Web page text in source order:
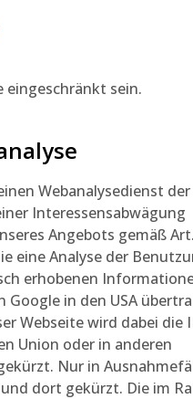
eingeschränkt sein.
Webanalysedienst der
Interessensabwägung
Angebots gemäß
eine Analyse der
erhobenen
Google in den USA
Webseite wird dabei die
Union oder in anderen
Nur in
dort gekürzt. Die im